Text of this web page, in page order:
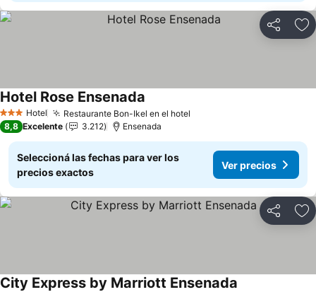
Compartir
3 Estrellas
Hotel Restaurante Bon-Ikel en el hotel
Hotel Rose Ensenada
8,8 Excelente 3.212 Ensenada
Seleccioná las fechas para ver los
precios exactos
Ver precios
Compartir
City Express by Marriott Ensenada